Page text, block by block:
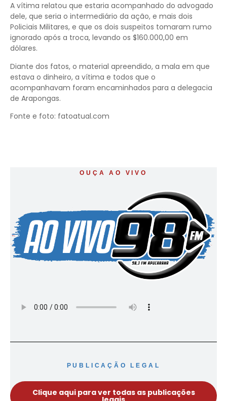
A vítima relatou que estaria acompanhado do advogado
dele, que seria o intermediário da ação, e mais dois
Policiais Militares, e que os dois suspeitos tomaram rumo
ignorado após a troca, levando os $160.000,00 em
dólares.
Diante dos fatos, o material apreendido, a mala em que
estava o dinheiro, a vítima e todos que o
acompanhavam foram encaminhados para a delegacia
de Arapongas.
Fonte e foto: fatoatual.com
OUÇA AO VIVO
PUBLICAÇÃO LEGAL
Clique aqui para ver todas as publicações